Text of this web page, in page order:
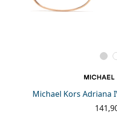
Michael Kors Adriana